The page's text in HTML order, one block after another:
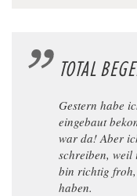
TOTAL
Gestern habe
eingebaut
war da! Aber
schreiben, weil
bin richtig froh,
haben.